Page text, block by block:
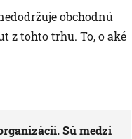
obchodnú
z tohto trhu. To, o aké
Sú medzi